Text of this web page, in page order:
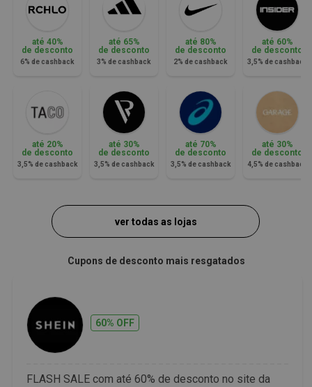
até 40%
de desconto
6% de cashback
até 65%
de desconto
3% de cashback
até 80%
de desconto
2% de cashback
até 60%
de desconto
3,5% de cashback
até 20%
de desconto
3,5% de cashback
até 30%
de desconto
3,5% de cashback
até 70%
de desconto
3,5% de cashback
até 30%
de desconto
4,5% de cashback
ver todas as lojas
Cupons de desconto mais resgatados
60% OFF
FLASH SALE com até 60% de desconto no site da